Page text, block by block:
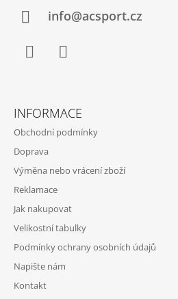
info@acsport.cz
INFORMACE
Obchodní podmínky
Doprava
Výměna nebo vrácení zboží
Reklamace
Jak nakupovat
Velikostní tabulky
Podmínky ochrany osobních údajů
Napište nám
Kontakt